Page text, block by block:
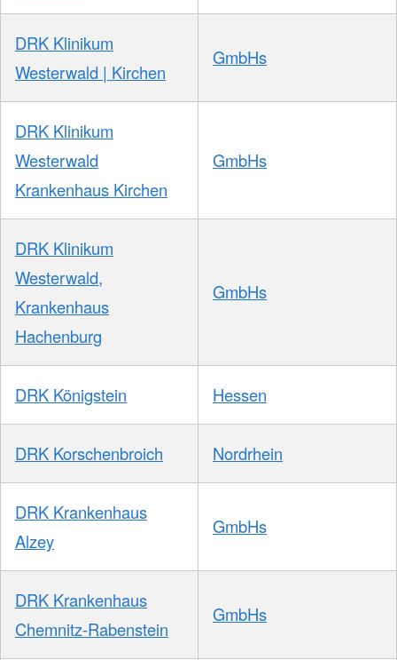
DRK Klinikum
Westerwald | Kirchen
GmbHs
DRK Klinikum
Westerwald
Krankenhaus Kirchen
GmbHs
DRK Klinikum
Westerwald,
Krankenhaus
Hachenburg
GmbHs
DRK Königstein Hessen
DRK Korschenbroich Nordrhein
DRK Krankenhaus
Alzey
GmbHs
DRK Krankenhaus
Chemnitz-Rabenstein
GmbHs